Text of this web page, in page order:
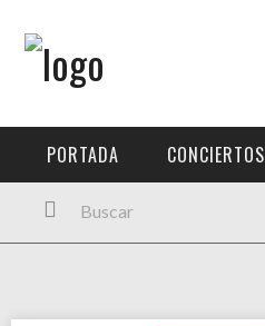
PORTADA
FESTIVALES
PORTADA CONCIERTOS